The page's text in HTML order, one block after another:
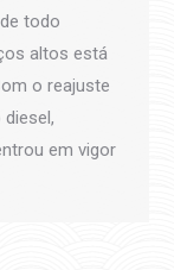
todo
altos está
o reajuste
em vigor